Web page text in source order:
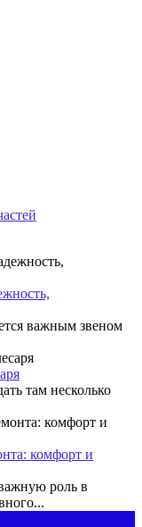
важным звеном
там несколько
комфорт и
роль в